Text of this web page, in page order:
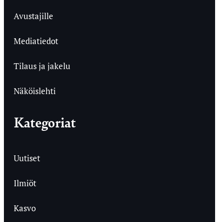
Avustajille
Mediatiedot
Tilaus ja jakelu
Näköislehti
Kategoriat
Uutiset
Ilmiöt
Kasvo